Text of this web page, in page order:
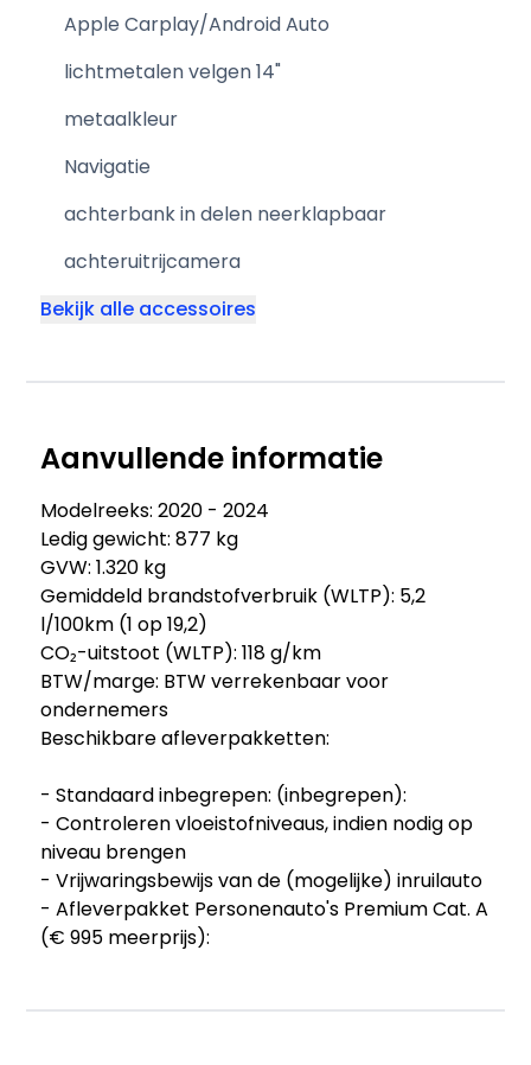
Apple Carplay/Android Auto
lichtmetalen velgen 14"
metaalkleur
Navigatie
achterbank in delen neerklapbaar
achteruitrijcamera
Bekijk alle accessoires
Aanvullende informatie
Modelreeks: 2020 - 2024
Ledig gewicht: 877 kg
GVW: 1.320 kg
Gemiddeld brandstofverbruik (WLTP): 5,2
l/100km (1 op 19,2)
CO₂-uitstoot (WLTP): 118 g/km
BTW/marge: BTW verrekenbaar voor
ondernemers
Beschikbare afleverpakketten:
- Standaard inbegrepen: (inbegrepen):
- Controleren vloeistofniveaus, indien nodig op
niveau brengen
- Vrijwaringsbewijs van de (mogelijke) inruilauto
- Afleverpakket Personenauto's Premium Cat. A
(€ 995 meerprijs):